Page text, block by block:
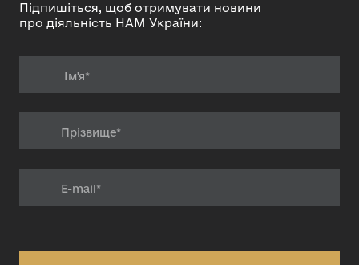
Підпишіться, щоб отримувати новини
про діяльність НАМ України: